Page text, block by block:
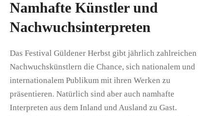
Namhafte Künstler und
Nachwuchsinterpreten
Das Festival Güldener Herbst gibt jährlich zahlreichen
Nachwuchskünstlern die Chance, sich nationalem und
internationalem Publikum mit ihren Werken zu
präsentieren. Natürlich sind aber auch namhafte
Interpreten aus dem Inland und Ausland zu Gast.